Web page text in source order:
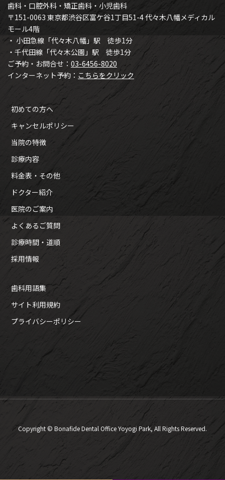
歯科・口腔外科・矯正歯科・小児歯科
〒151-0063 東京都渋谷区富ケ谷1丁目51-4 代々木八幡メディカル
モール4階
・ 小田急線「代々木八幡」駅 徒歩1分
・千代田線「代々木公園」駅 徒歩1分
ご予約・お問合せ： 03-6456-8020
インターネット予約： こちらをクリック
初めての方へ
キャンセルポリシー
当院の特徴
診療内容
料金表・その他
ドクター紹介
医院のご案内
よくあるご質問
診療時間・道順
採用情報
歯科用語集
サイト利用規約
プライバシーポリシー
Copyright © Bonafide Dental Office Yoyogi Park, All Rights Reserved.